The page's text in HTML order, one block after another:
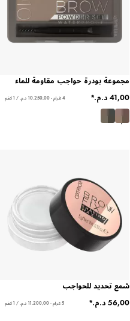
مجموعة بودرة حواجب مقاومة للماء
4 غرام - ‏10.250,00 د.م.‏ / 1 كغم
شمع تحديد للحواجب
5 غرام - ‏11.200,00 د.م.‏ / 1 كغم